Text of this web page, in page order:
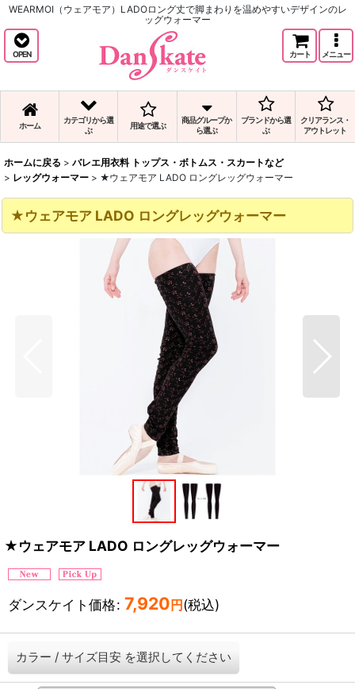
WEARMOI（ウェアモア）LADOロング丈で脚まわりを温めやすいデザインのレ
ッグウォーマー
OPEN カート メニュー
ホーム
カテゴリから選
ぶ
用途で選ぶ
商品グループか
ら選ぶ
ブランドから選
ぶ
クリアランス・
アウトレット
ホームに戻る > バレエ用衣料 トップス・ボトムス・スカートなど
> レッグウォーマー > ★ウェアモア LADO ロングレッグウォーマー
★ウェアモア LADO ロングレッグウォーマー
★ウェアモア LADO ロングレッグウォーマー
ダンスケイト価格: 7,920 円 (税込)
カラー / サイズ目安 を選択してください